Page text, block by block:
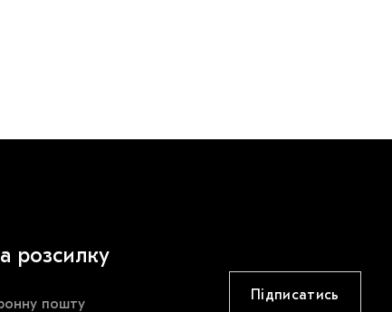
розсилку
Підписатись